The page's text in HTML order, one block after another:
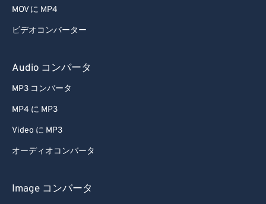
MOV に MP4
ビデオコンバーター
Audio コンバータ
MP3 コンバータ
MP4 に MP3
Video に MP3
オーディオコンバータ
Image コンバータ